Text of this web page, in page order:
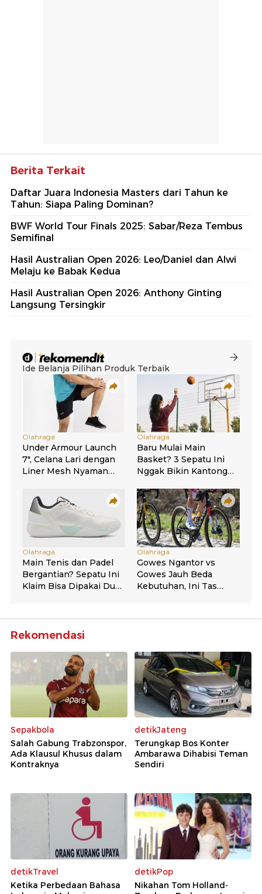
Berita Terkait
Daftar Juara Indonesia Masters dari Tahun ke
Tahun: Siapa Paling Dominan?
BWF World Tour Finals 2025: Sabar/Reza Tembus
Semifinal
Hasil Australian Open 2026: Leo/Daniel dan Alwi
Melaju ke Babak Kedua
Hasil Australian Open 2026: Anthony Ginting
Langsung Tersingkir
Rekomendasi
Sepakbola
Salah Gabung Trabzonspor,
Ada Klausul Khusus dalam
Kontraknya
detikJateng
Terungkap Bos Konter
Ambarawa Dihabisi Teman
Sendiri
detikTravel
Ketika Perbedaan Bahasa
detikPop
Nikahan Tom Holland-